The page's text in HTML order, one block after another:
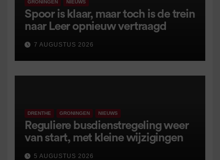
GRONINGEN NIEUWS
Spoor is klaar, maar toch is de trein
naar Leer opnieuw vertraagd
7 AUGUSTUS 2026
DRENTHE GRONINGEN NIEUWS
Reguliere busdienstregeling weer
van start, met kleine wijzigingen
5 AUGUSTUS 2026